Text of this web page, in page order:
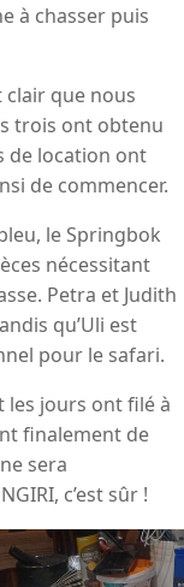
à chasser puis
clair que nous
trois ont obtenu
de location ont
de commencer.
le Springbok
nécessitant
Petra et Judith
qu’Uli est
pour le safari.
les jours ont filé à
finalement de
sera
c’est sûr !